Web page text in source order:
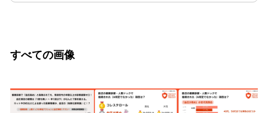
すべての画像